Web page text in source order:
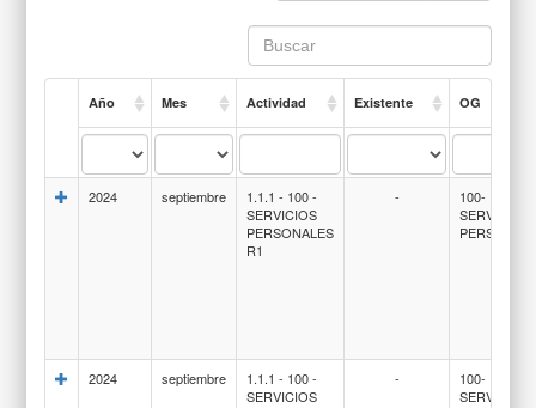
Año Mes Actividad Existente OG
2024 septiembre
1.1.1 - 100 -
SERVICIOS
PERSONALES
R1
-
100-
SERVICIOS
2024 septiembre
1.1.1 - 100 -
SERVICIOS
-
100-
SERVICIOS